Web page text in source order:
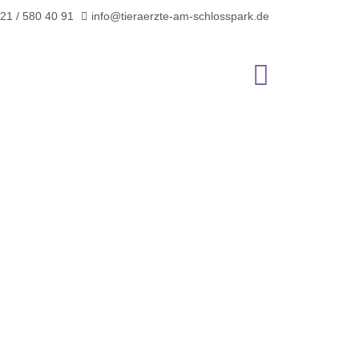
/ 580 40 91 info@tieraerzte-am-schlosspark.de